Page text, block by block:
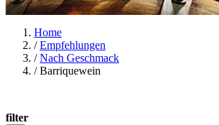
Home
/ Empfehlungen
/ Nach Geschmack
/ Barriquewein
filter